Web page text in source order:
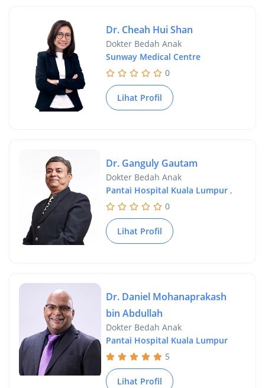
Dr. Cheah Hui Shan
Dokter Bedah Anak
Sunway Medical Centre
0
Lihat Profil
Dr. Ganguly Gautam
Dokter Bedah Anak
Pantai Hospital Kuala Lumpur,
0
Lihat Profil
Dr. Daniel Mohanaprakash
bin Abdullah
Dokter Bedah Anak
Pantai Hospital Kuala Lumpur
5
Lihat Profil